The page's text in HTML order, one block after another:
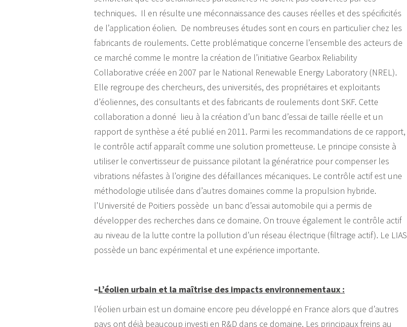
techniques. Il en résulte une méconnaissance des causes réelles et des spécificités
de l’application éolien. De nombreuses études sont en cours en particulier chez les
fabricants de roulements. Cette problématique concerne l’ensemble des acteurs de
ce marché comme le montre la création de l’initiative Gearbox Reliability
Collaborative créée en 2007 par le National Renewable Energy Laboratory (NREL).
Elle regroupe des chercheurs, des universités, des propriétaires et exploitants
d’éoliennes, des consultants et des fabricants de roulements dont SKF. Cette
collaboration a donné lieu à la création d’un banc d’essai de taille réelle et un
rapport de synthèse a été publié en 2011. Parmi les recommandations de ce rapport,
le contrôle actif apparaît comme une solution prometteuse. Le principe consiste à
utiliser le convertisseur de puissance pilotant la génératrice pour compenser les
vibrations néfastes à l’origine des défaillances mécaniques. Le contrôle actif est une
méthodologie utilisée dans d’autres domaines comme la propulsion hybride.
l’Université de Poitiers possède un banc d’essai automobile qui a permis de
développer des recherches dans ce domaine. On trouve également le contrôle actif
au niveau de la lutte contre la pollution d’un réseau électrique (filtrage actif). Le LIAS
possède un banc expérimental et une expérience importante.
–L’éolien urbain et la maîtrise des impacts environnementaux :
l’éolien urbain est un domaine encore peu développé en France alors que d’autres
pays ont déjà beaucoup investi en R&D dans ce domaine. Les principaux freins au